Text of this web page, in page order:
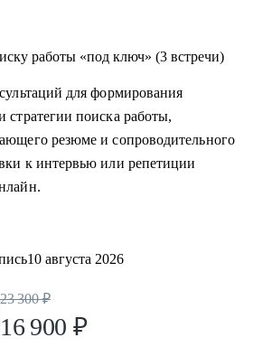
работы «под ключ» (3 встречи)
для формирования
стратегии поиска работы,
резюме и сопроводительного
к интервью или репетиции
10 августа 2026
23 300 ₽
16 900 ₽